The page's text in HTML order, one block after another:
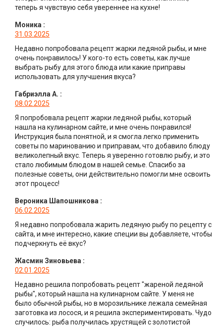
теперь я чувствую себя увереннее на кухне!
Моника :
31.03.2025
Недавно попробовала рецепт жарки ледяной рыбы, и мне
очень понравилось! У кого-то есть советы, как лучше
выбрать рыбу для этого блюда или какие приправы
использовать для улучшения вкуса?
Габриэлла А. :
08.02.2025
Я попробовала рецепт жарки ледяной рыбы, который
нашла на кулинарном сайте, и мне очень понравился!
Инструкция была понятной, и я смогла легко применить
советы по маринованию и приправам, что добавило блюду
великолепный вкус. Теперь я уверенно готовлю рыбу, и это
стало любимым блюдом в нашей семье. Спасибо за
полезные советы, они действительно помогли мне освоить
этот процесс!
Вероника Шапошникова :
06.02.2025
Я недавно попробовала жарить ледяную рыбу по рецепту с
сайта, и мне интересно, какие специи вы добавляете, чтобы
подчеркнуть её вкус?
Жасмин Зиновьева :
02.01.2025
Недавно решила попробовать рецепт "жареной ледяной
рыбы", который нашла на кулинарном сайте. У меня не
было обычной рыбы, но в морозильнике лежала семейная
заготовка из лосося, и я решила экспериментировать. Чудо
случилось: рыба получилась хрустящей с золотистой